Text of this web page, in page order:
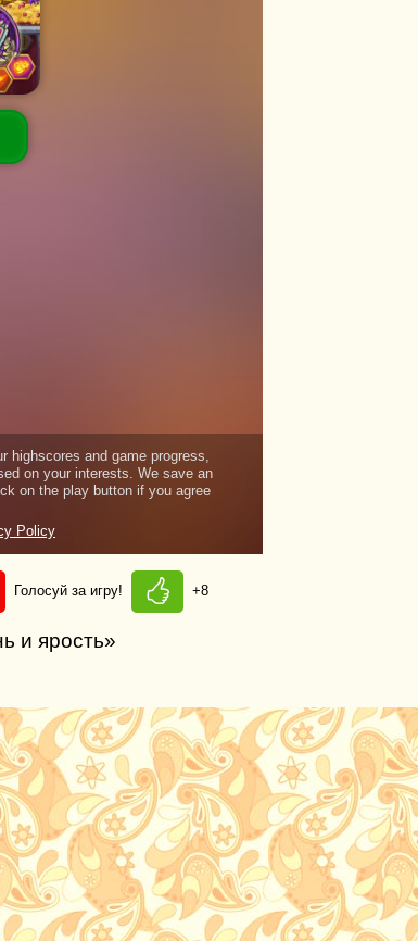
Голосуй за игру! +8
и ярость»